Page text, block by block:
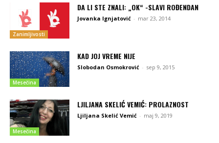
Zanimljivosti
DA LI STE ZNALI: „OK“ -SLAVI ROĐENDAN
Jovanka Ignjatović - mar 23, 2014
Mesečina
KAD JOJ VREME NIJE
Slobodan Osmokrović - sep 9, 2015
Mesečina
LJILJANA SKELIĆ VEMIĆ: PROLAZNOST
Ljiljana Skelić Vemić - maj 9, 2019